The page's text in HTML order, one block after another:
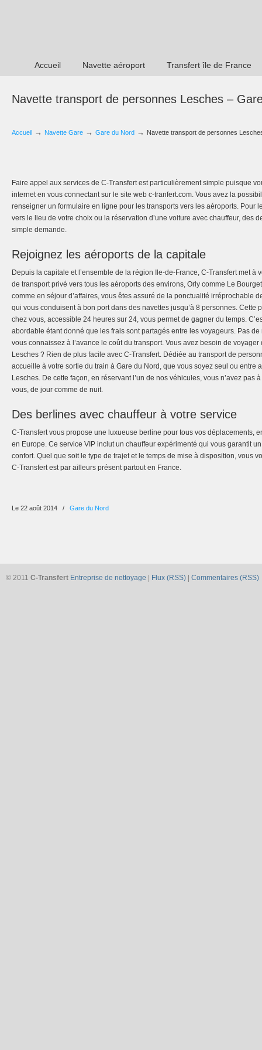
Accueil Navette aéroport Transfert île de France
Navette transport de personnes Lesches –
Accueil → Navette Gare → Gare du Nord → Navette transport de personnes
Faire appel aux services de C-Transfert est particulièrement simple puisque
internet en vous connectant sur le site web c-tranfert.com. Vous avez la
renseigner un formulaire en ligne pour les transports vers les aéroports. Pour
vers le lieu de votre choix ou la réservation d’une voiture avec chauffeur, des
simple demande.
Rejoignez les aéroports de la capitale
Depuis la capitale et l’ensemble de la région Ile-de-France, C-Transfert met à
de transport privé vers tous les aéroports des environs, Orly comme Le
comme en séjour d’affaires, vous êtes assuré de la ponctualité irréprochable
qui vous conduisent à bon port dans des navettes jusqu’à 8 personnes. Cette
chez vous, accessible 24 heures sur 24, vous permet de gagner du temps.
abordable étant donné que les frais sont partagés entre les voyageurs. Pas
vous connaissez à l’avance le coût du transport. Vous avez besoin de voyager
Lesches ? Rien de plus facile avec C-Transfert. Dédiée au transport de
accueille à votre sortie du train à Gare du Nord, que vous soyez seul ou entre
Lesches. De cette façon, en réservant l’un de nos véhicules, vous n’avez pas
vous, de jour comme de nuit.
Des berlines avec chauffeur à votre service
C-Transfert vous propose une luxueuse berline pour tous vos déplacements,
en Europe. Ce service VIP inclut un chauffeur expérimenté qui vous garantit
confort. Quel que soit le type de trajet et le temps de mise à disposition, vous
C-Transfert est par ailleurs présent partout en France.
Le 22 août 2014 / Gare du Nord
© 2011 C-Transfert Entreprise de nettoyage Flux (RSS) Commentaires (RSS)